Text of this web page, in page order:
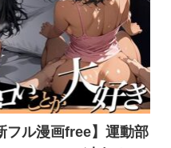
フル漫画free】運動部